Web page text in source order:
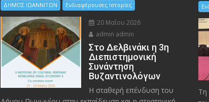
ΔΗΜΟΣ ΙΩΑΝΝΙΤΩΝ Ενδιαφέρουσες Ιστορίες
20 Μαΐου 2026
admin admin
Στο Δελβινάκι η 3η
Διεπιστημονική
Συνάντηση
Βυζαντινολόγων
Η σταθερή επένδυση του
Τη